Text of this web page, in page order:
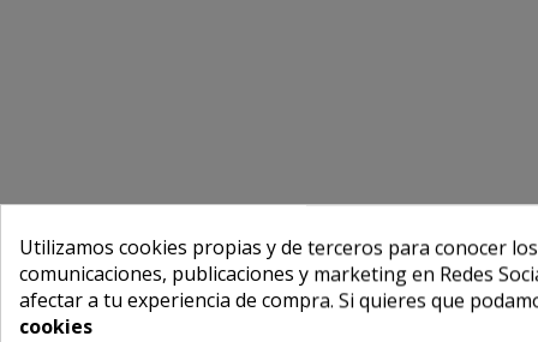
Utilizamos cookies propias y de terceros para conocer
comunicaciones, publicaciones y marketing en Redes
afectar a tu experiencia de compra. Si quieres que
cookies